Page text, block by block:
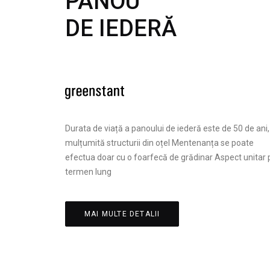
DE IEDERĂ
Durata de viață a panoului de iederă este de 50 de ani,
mulțumită structurii din oțel Mentenanța se poate
efectua doar cu o foarfecă de grădinar Aspect unitar
termen lung
MAI MULTE DETALII